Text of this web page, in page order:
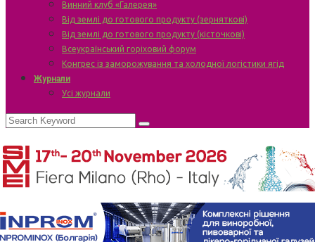
Винний клуб «Галерея»
Від землі до готового продукту (зерняткові)
Від землі до готового продукту (кісточкові)
Всеукраїнський горіховий форум
Конгрес із заморожування та холодної логістики ягід
Журнали
Усі журнали